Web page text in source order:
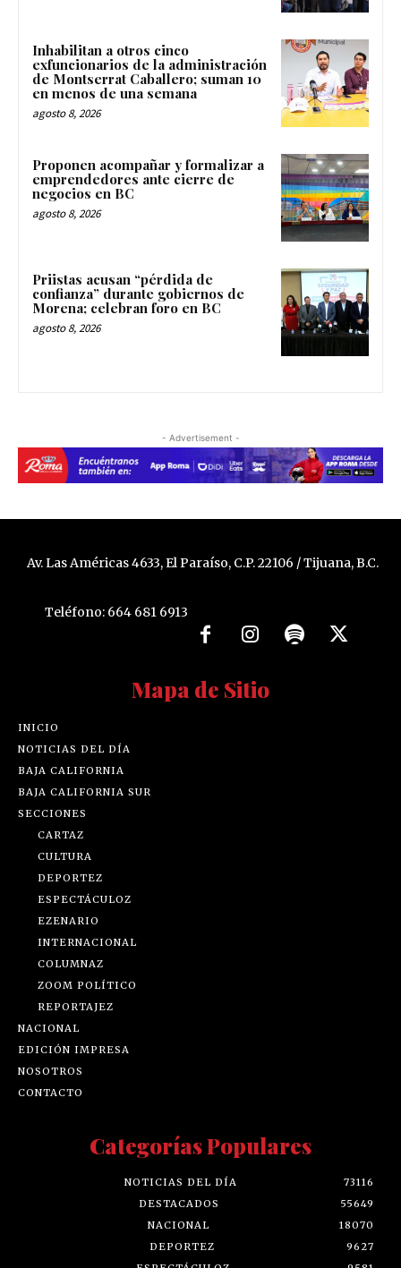
Inhabilitan a otros cinco
exfuncionarios de la administración
de Montserrat Caballero; suman 10
en menos de una semana
agosto 8, 2026
Proponen acompañar y formalizar a
emprendedores ante cierre de
negocios en BC
agosto 8, 2026
Priistas acusan “pérdida de
confianza” durante gobiernos de
Morena; celebran foro en BC
agosto 8, 2026
- Advertisement -
Av. Las Américas 4633, El Paraíso, C.P. 22106 / Tijuana, B.C.
Teléfono: 664 681 6913
Mapa de Sitio
INICIO
NOTICIAS DEL DÍA
BAJA CALIFORNIA
BAJA CALIFORNIA SUR
SECCIONES
CARTAZ
CULTURA
DEPORTEZ
ESPECTÁCULOZ
EZENARIO
INTERNACIONAL
COLUMNAZ
ZOOM POLÍTICO
REPORTAJEZ
NACIONAL
EDICIÓN IMPRESA
NOSOTROS
CONTACTO
Categorías Populares
NOTICIAS DEL DÍA
73116
DESTACADOS
55649
NACIONAL
18070
DEPORTEZ
9627